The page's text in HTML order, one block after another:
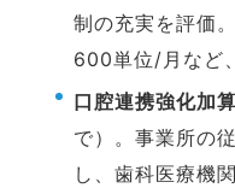
制の充実を評価
600単位/月など
口腔連携強化加
で）。事業所の
し、歯科医療機